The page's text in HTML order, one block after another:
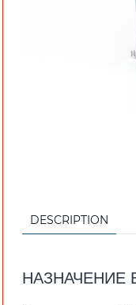
DESCRIPTION